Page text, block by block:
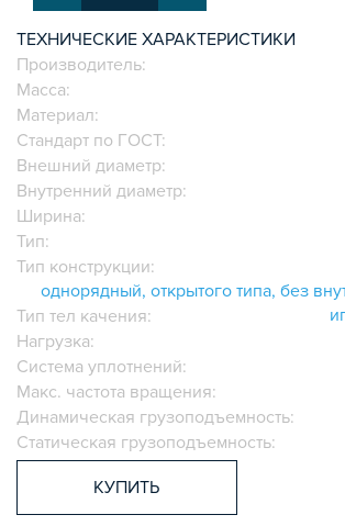
КОНИЧЕСКИЕ РОЛИКОВЫЕ
ЛИНЕЙНЫЕ СОЕДИНИТЕЛИ
ДОПОЛНИТЕЛЬНАЯ ОБРАБОТКА
ПАРАЛЛЕЛЬНЫЕ СОЕДИНИТЕЛИ
ПРОМЫШЛЕННАЯ МЕБЕЛЬ
БЫСТРЫЕ СОЕДИНИТЕЛИ
ВИНТОВЫЕ СОЕДИНИТЕЛИ И ВТУЛКИ
ШАРНИРНЫЕ И ПОДВИЖНЫЕ СОЕДИНИТЕЛИ
НАБОРЫ
ПЕТЛИ, РУЧКИ, ЗАМКИ, ЗАЩЕЛКИ
ЭЛЕМЕНТЫ ДЛЯ КРЕПЛЕНИЯ КАБЕЛЕЙ,
ПАНЕЛЕЙ, ЛИСТА, СЕТКИ
ТЕХНИЧЕСКИЕ ХАРАКТЕРИСТИКИ
Производитель:
Масса:
Материал:
Стандарт по ГОСТ:
Внешний диаметр:
Внутренний диаметр:
Ширина:
Тип:
Тип конструкции:
однорядный, открытого типа, без
Тип тел качения:
Нагрузка:
Система уплотнений:
Макс. частота вращения:
Динамическая грузоподъемность:
Статическая грузоподъемность:
КУПИТЬ